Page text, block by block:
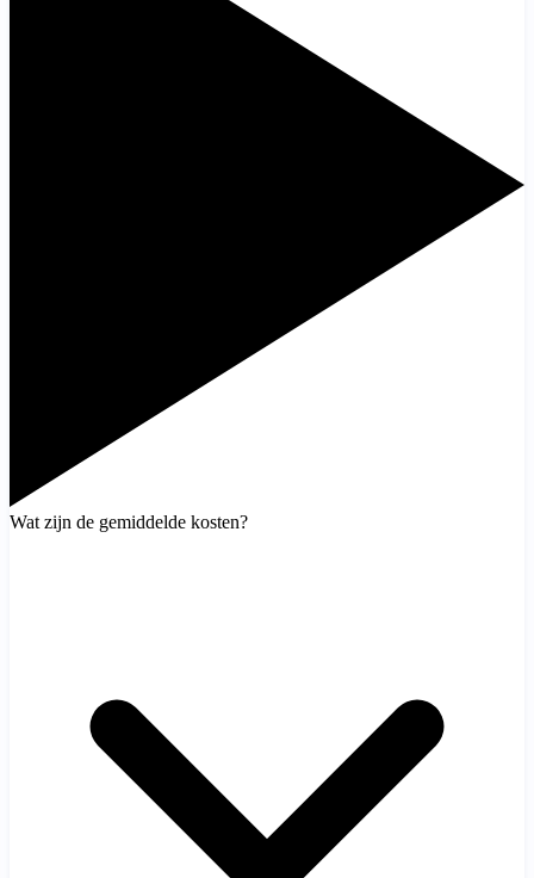
Wat zijn de gemiddelde kosten?